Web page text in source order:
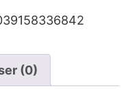
(0)